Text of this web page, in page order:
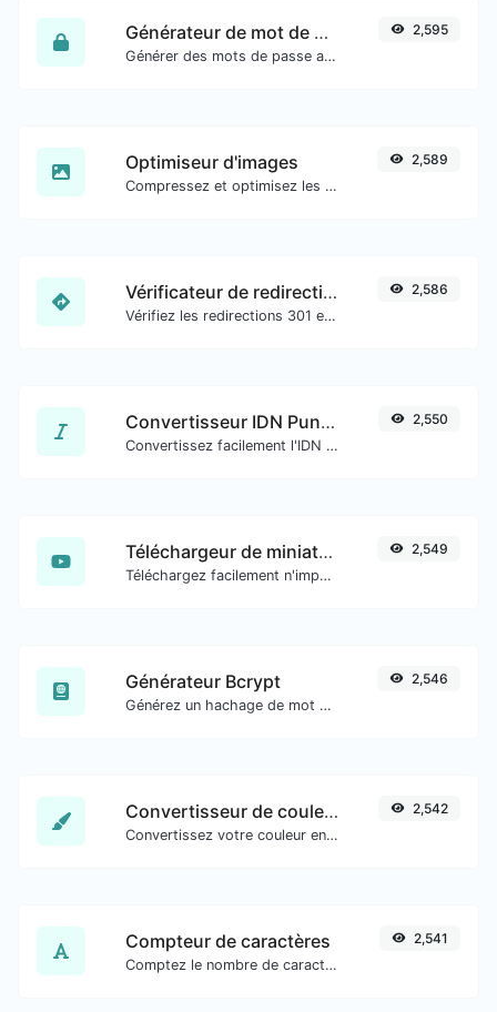
Générateur de mot de passe
Générer des mots de passe avec une longueur et des paramètres personnalisés.
2,595
Optimiseur d'images
Compressez et optimisez les images pour une taille d'image plus petite tout en conservant une haute qualité.
2,589
Vérificateur de redirection d'URL
Vérifiez les redirections 301 et 302 d'une URL spécifique. Il vérifiera jusqu'à 10 redirections.
2,586
Convertisseur IDN Punnycode
Convertissez facilement l'IDN en Punnycode et inversement.
2,550
Téléchargeur de miniatures YouTube
Téléchargez facilement n'importe quelle miniature de vidéo YouTube dans toutes les tailles disponibles.
2,549
Générateur Bcrypt
Générez un hachage de mot de passe bcrypt pour toute entrée de chaîne.
2,546
Convertisseur de couleurs
Convertissez votre couleur en plusieurs autres formats.
2,542
Compteur de caractères
Comptez le nombre de caractères et de mots d'un texte donné.
2,541